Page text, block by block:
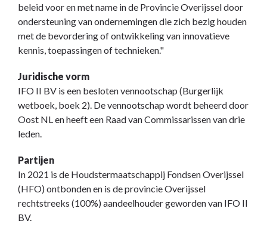
beleid voor en met name in de Provincie Overijssel door
ondersteuning van ondernemingen die zich bezig houden
met de bevordering of ontwikkeling van innovatieve
kennis, toepassingen of technieken."
Juridische vorm
IFO II BV is een besloten vennootschap (Burgerlijk
wetboek, boek 2). De vennootschap wordt beheerd door
Oost NL en heeft een Raad van Commissarissen van drie
leden.
Partijen
In 2021 is de Houdstermaatschappij Fondsen Overijssel
(HFO) ontbonden en is de provincie Overijssel
rechtstreeks (100%) aandeelhouder geworden van IFO II
BV.